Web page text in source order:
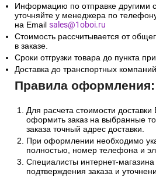
Информацию по отправке другими
уточняйте у менеджера по
на Email sales@1oboi.ru
Стоимость рассчитывается от
в заказе.
Сроки отгрузки товара до пункта
Доставка до транспортных
Правила оформления:
Для расчета стоимости
оформить заказ на выбранные
заказа точный адрес доставки.
При оформлении необходимо
полностью, номер телефона и
Специалисты интернет-
подтверждения заказа и